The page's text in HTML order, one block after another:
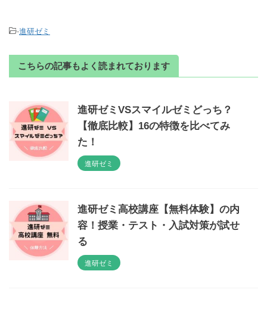
-進研ゼミ
こちらの記事もよく読まれております
進研ゼミVSスマイルゼミどっち？
【徹底比較】16の特徴を比べてみ
た！
進研ゼミ
進研ゼミ高校講座【無料体験】の内
容！授業・テスト・入試対策が試せ
る
進研ゼミ